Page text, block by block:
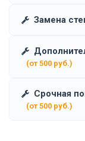
Замена
(от 500 руб.)
Срочная
(от 500 руб.)